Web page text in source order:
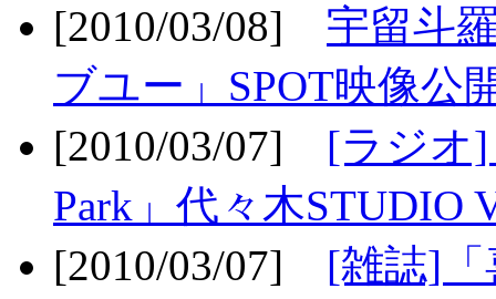
[2010/03/08] 宇留斗
ブユー」SPOT映像公
[2010/03/07] [ラジオ]
Park」代々木STUDIO
[2010/03/07] [雑誌]「